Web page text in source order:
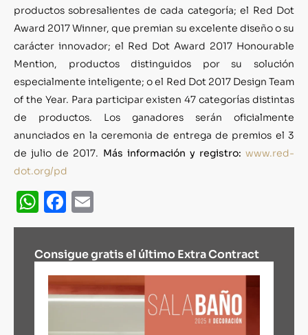
productos sobresalientes de cada categoría; el Red Dot
Award 2017 Winner, que premian su excelente diseño o su
carácter innovador; el Red Dot Award 2017 Honourable
Mention, productos distinguidos por su solución
especialmente inteligente; o el Red Dot 2017 Design Team
of the Year. Para participar existen 47 categorías distintas
de productos. Los ganadores serán oficialmente
anunciados en la ceremonia de entrega de premios el 3
de julio de 2017. Más información y registro: www.red-
dot.org/pd
WhatsApp
Facebook
Consigue gratis el último Extra Contract